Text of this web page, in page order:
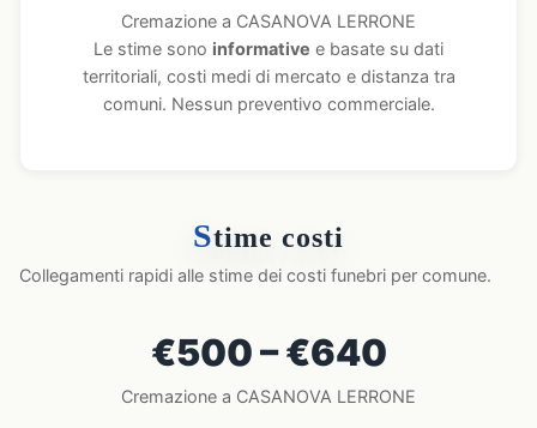
Cremazione a CASANOVA LERRONE
Le stime sono informative e basate su dati
territoriali, costi medi di mercato e distanza tra
comuni. Nessun preventivo commerciale.
Stime costi
Collegamenti rapidi alle stime dei costi funebri per comune.
€500 – €640
Cremazione a CASANOVA LERRONE